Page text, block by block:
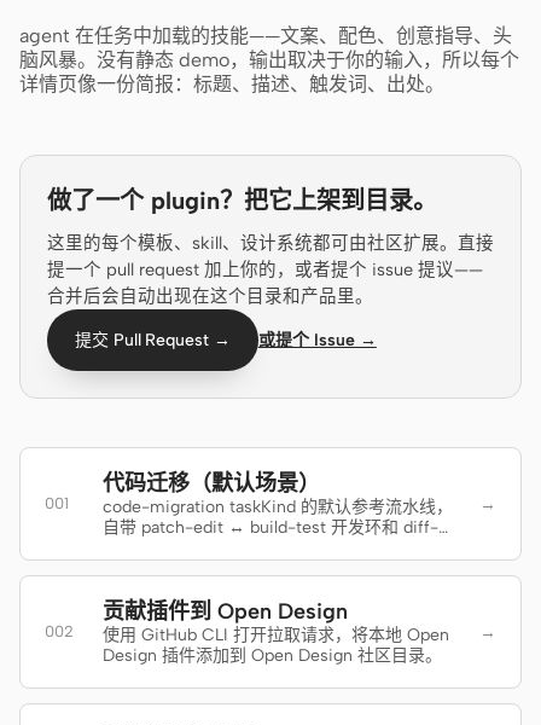
Open Design Plugin
Cursor Agent
Claude Code
OpenCode
Gemini CLI
GitHub Copilot CLI
Qwen Code
Grok Build
DeepSeek TUI
Trae CLI
Aider
agent 在任务中加载的技能——文案、配色、创意指导、头
脑风暴。没有静态 demo，输出取决于你的输入，所以每个
详情页像一份简报：标题、描述、触发词、出处。
做了一个 plugin？把它上架到目录。
这里的每个模板、skill、设计系统都可由社区扩展。直接
提一个 pull request 加上你的，或者提个 issue 提议——
合并后会自动出现在这个目录和产品里。
提交 Pull Request → 或提个 Issue →
001
代码迁移（默认场景）
code-migration taskKind 的默认参考流水线，
自带 patch-edit ↔ build-test 开发环和 diff-
→
002
贡献插件到 Open Design
使用 GitHub CLI 打开拉取请求，将本地 Open
Design 插件添加到 Open Design 社区目录。
→